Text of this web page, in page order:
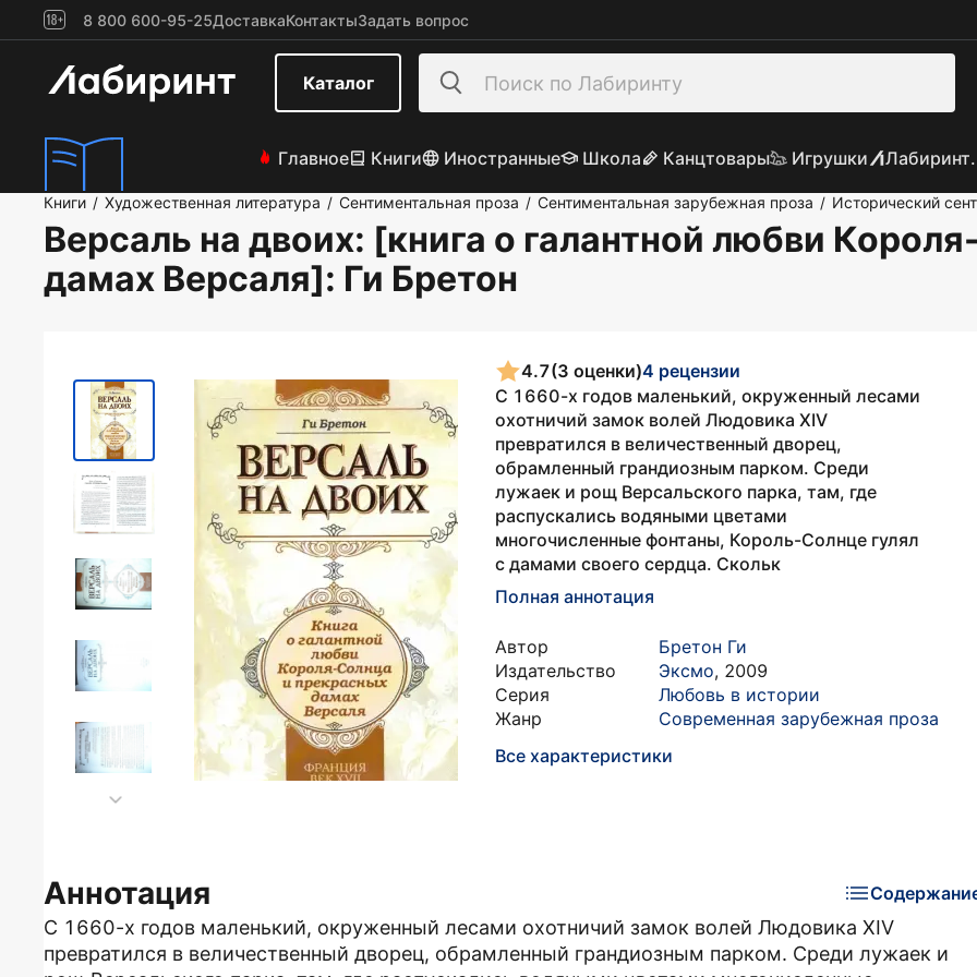
8 800 600-95-25ДоставкаКонтактыЗадать вопрос
Каталог
Главное Книги Иностранные Школа Канцтовары Игрушки
Книги / Художественная литература / Сентиментальная проза / Сентиментальная зарубежная проза / Исторический
Версаль на двоих: [книга о галантной любви
дамах Версаля]: Ги Бретон
4.7(3 оценки)4 рецензии
С 1660-х годов маленький, окруженный лесами
охотничий замок волей Людовика XIV
превратился в величественный дворец,
обрамленный грандиозным парком. Среди
лужаек и рощ Версальского парка, там, где
распускались водяными цветами
многочисленные фонтаны, Король-Солнце гулял
с дамами своего сердца. Скольк
Полная аннотация
Автор
Бретон Ги
Издательство
Эксмо, 2009
Серия
Любовь в истории
Жанр
Современная зарубежная проза
Все характеристики
Аннотация
С 1660-х годов маленький, окруженный лесами охотничий замок волей Людовика XIV
превратился в величественный дворец, обрамленный грандиозным парком. Среди лужаек и